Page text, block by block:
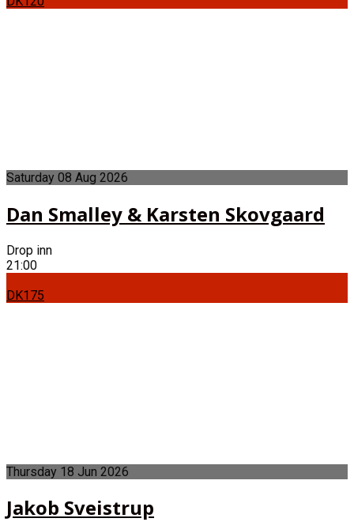
Saturday 08 Aug 2026
Dan Smalley & Karsten Skovgaard
Drop inn
21:00
DK175
Thursday 18 Jun 2026
Jakob Sveistrup